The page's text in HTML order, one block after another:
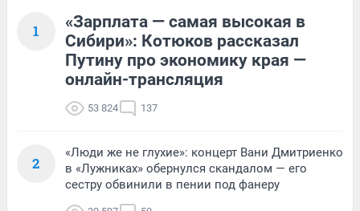
1
«Зарплата — самая высокая в
Сибири»: Котюков рассказал
Путину про экономику края —
онлайн-трансляция
53 824 137
2
«Люди же не глухие»: концерт Вани Дмитриенко
в «Лужниках» обернулся скандалом — его
сестру обвинили в пении под фанеру